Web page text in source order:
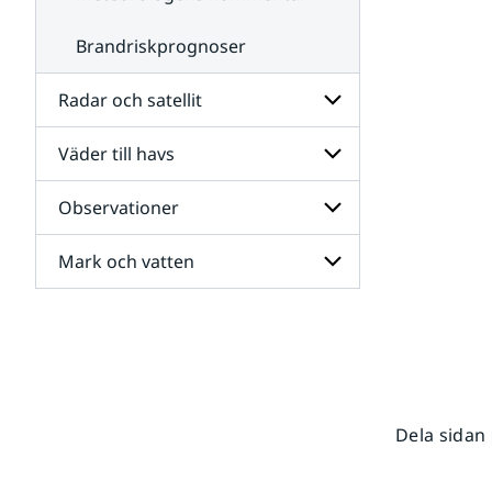
Brandriskprognoser
Radar och satellit
Undersidor
för
Radar
och
satellit
Väder till havs
Undersidor
för
Väder
till
havs
Observationer
Undersidor
för
Mark och vatten
Dela sidan